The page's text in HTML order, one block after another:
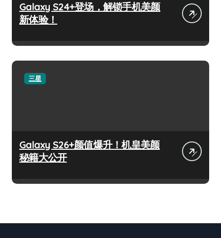
Galaxy S24+登场，解锁手机美颜
新体验！
三星
Galaxy S26+颜值爆升！机皇美颜
秘籍大公开